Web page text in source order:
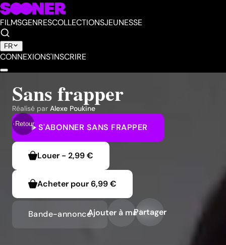
FILMSGENRESCOLLECTIONSJEUNESSE
FR
CONNEXIONS'INSCRIRE
Retour
Sans frapper
Réalisé par Alexe Poukine
S'ABONNER SANS FRAPPER
Louer - 2,99 €
Acheter pour6,99 €
Bande-annonceAjouter à ma liste
Partager